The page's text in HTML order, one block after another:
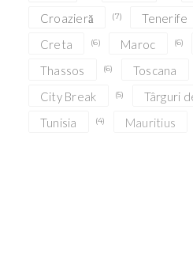
Croazieră (7) Tenerife
Creta (6) Maroc (6)
Thassos (6) Toscana
City Break (5) Târguri
Tunisia (4) Mauritius